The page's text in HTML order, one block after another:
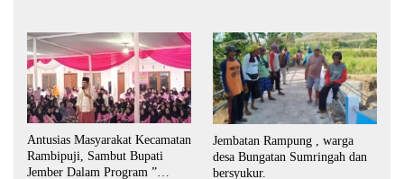
Antusias Masyarakat Kecamatan
Rambipuji, Sambut Bupati
Jember Dalam Program ”
Jembatan Rampung , warga
desa Bungatan Sumringah dan
bersyukur.